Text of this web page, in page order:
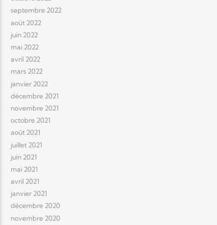
septembre 2022
août 2022
juin 2022
mai 2022
avril 2022
mars 2022
janvier 2022
décembre 2021
novembre 2021
octobre 2021
août 2021
juillet 2021
juin 2021
mai 2021
avril 2021
janvier 2021
décembre 2020
novembre 2020